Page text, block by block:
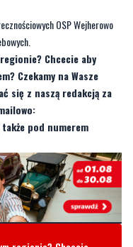
życzliwy, przyjaźnie
na swoich
OSP Wejherowo
Chcecie aby
Czekamy na Wasze
się z naszą redakcją za
pod numerem